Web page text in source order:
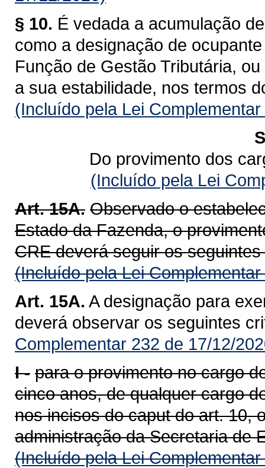
§ 10. É vedada a acumulação
como a designação de
Função de Gestão Tributária,
a sua estabilidade, nos termos
(Incluído pela Lei
Do provimento dos
(Incluído pela Lei
Art. 15A. Observado o
Estado da Fazenda, o
CRE deverá seguir os
(Incluído pela Lei
Art. 15A. A designação para
deverá observar os seguintes
Complementar 232 de 17/12/
I - para o provimento no cargo
cinco anos, de qualquer cargo
nos incisos do caput do art. 10,
administração da Secretaria de
(Incluído pela Lei